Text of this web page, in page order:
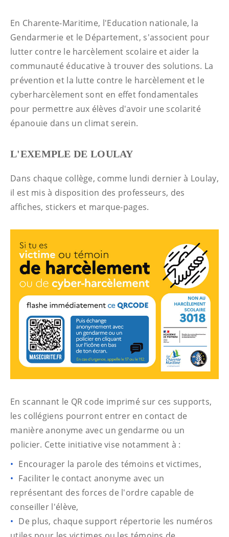
En Charente-Maritime, l'Education nationale, la
Gendarmerie et le Département, s'associent pour
lutter contre le harcèlement scolaire et aider la
communauté éducative à trouver des solutions. La
prévention et la lutte contre le harcèlement et le
cyberharcèlement sont en effet fondamentales
pour permettre aux élèves d'avoir une scolarité
épanouie dans un climat serein.
L'EXEMPLE DE LOULAY
Dans chaque collège, comme lundi dernier à Loulay,
il est mis à disposition des professeurs, des
affiches, stickers et marque-pages.
En scannant le QR code imprimé sur ces supports,
les collégiens pourront entrer en contact de
manière anonyme avec un gendarme ou un
policier. Cette initiative vise notamment à :
Encourager la parole des témoins et victimes,
Faciliter le contact anonyme avec un
représentant des forces de l'ordre capable de
conseiller l'élève,
De plus, chaque support répertorie les numéros